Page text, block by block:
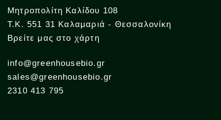
Μητροπολίτη Καλίδου 108
Τ.Κ. 551 31 Καλαμαριά - Θεσσαλονίκη
Βρείτε μας στο χάρτη
info@greenhousebio.gr
sales@greenhousebio.gr
2310 413 795